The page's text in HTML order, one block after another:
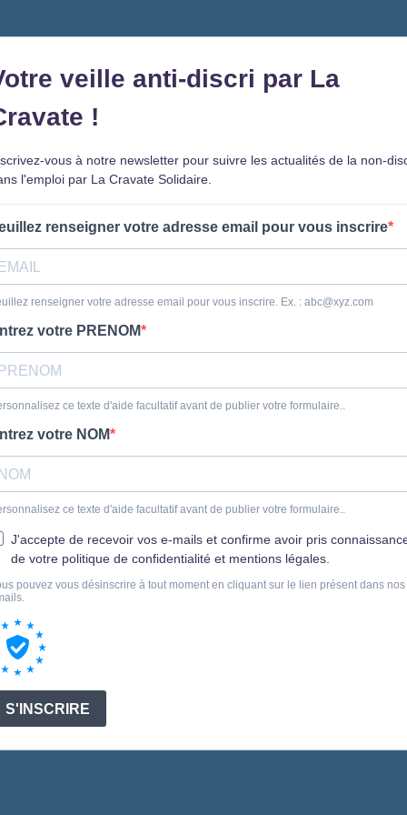
veille anti-discri par La
!
vous à notre newsletter pour suivre les actualités de la non-
l'emploi par La Cravate Solidaire.
renseigner votre adresse email pour vous inscrire
renseigner votre adresse email pour vous inscrire. Ex. : abc@xyz.com
votre PRENOM
ce texte d'aide facultatif avant de publier votre formulaire..
votre NOM
ce texte d'aide facultatif avant de publier votre formulaire..
J'accepte de recevoir vos e-mails et confirme avoir pris
de votre politique de confidentialité et mentions légales.
pouvez vous désinscrire à tout moment en cliquant sur le lien présent dans nos
S'INSCRIRE